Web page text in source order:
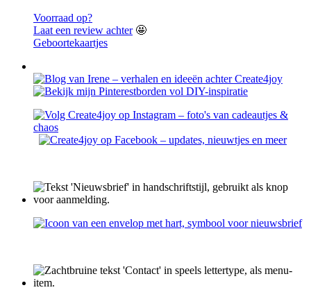
Voorraad op?
Laat een review achter🤩
Geboortekaartjes